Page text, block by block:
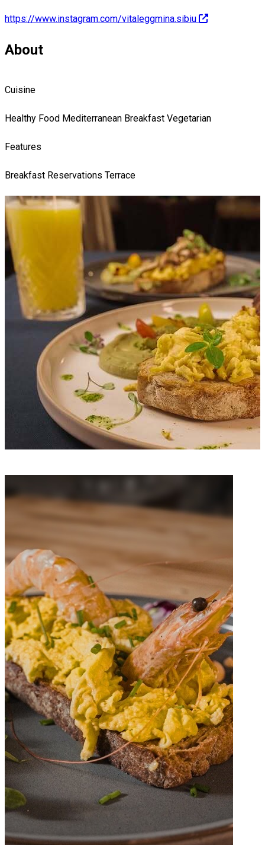
https://www.instagram.com/vitaleggmina.sibiu
About
Cuisine
Healthy Food Mediterranean Breakfast Vegetarian
Features
Breakfast Reservations Terrace